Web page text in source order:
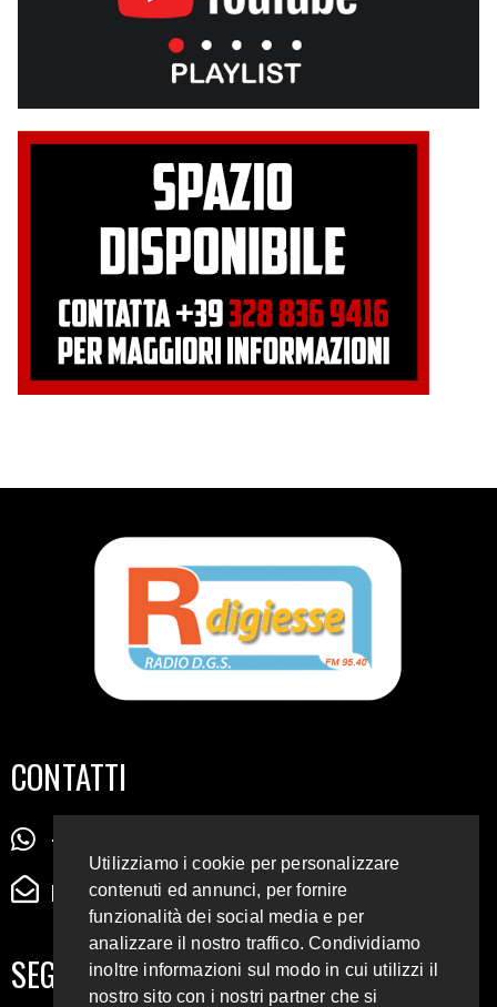
CONTATTI
+39 345 72 72 88 5
radiodigiesse@gmail.com
SEGUICI SUI SOCIAL
Utilizziamo i cookie per personalizzare
contenuti ed annunci, per fornire
funzionalità dei social media e per
analizzare il nostro traffico. Condividiamo
inoltre informazioni sul modo in cui utilizzi il
nostro sito con i nostri partner che si